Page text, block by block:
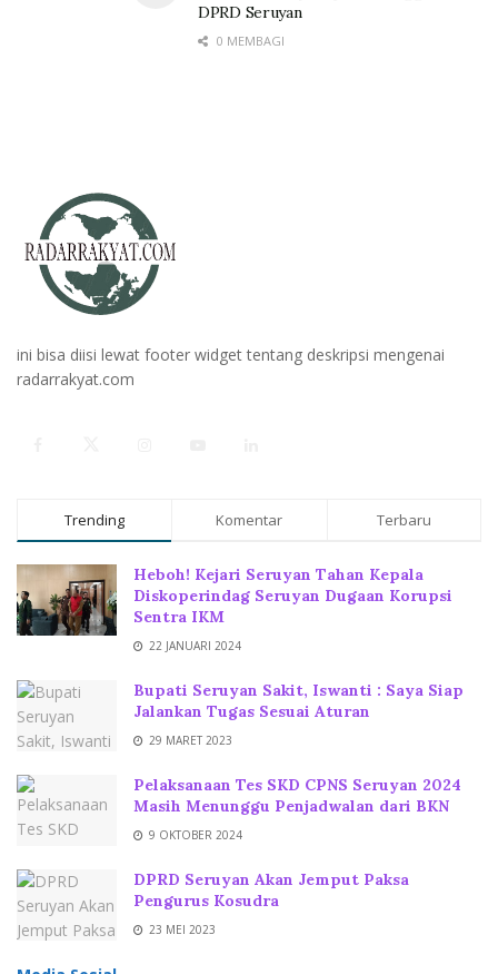
DPRD Seruyan
0 MEMBAGI
ini bisa diisi lewat footer widget tentang deskripsi mengenai
radarrakyat.com
Trending Komentar Terbaru
Heboh! Kejari Seruyan Tahan Kepala
Diskoperindag Seruyan Dugaan Korupsi
Sentra IKM
22 JANUARI 2024
Bupati Seruyan Sakit, Iswanti : Saya Siap
Jalankan Tugas Sesuai Aturan
29 MARET 2023
Pelaksanaan Tes SKD CPNS Seruyan 2024
Masih Menunggu Penjadwalan dari BKN
9 OKTOBER 2024
DPRD Seruyan Akan Jemput Paksa
Pengurus Kosudra
23 MEI 2023